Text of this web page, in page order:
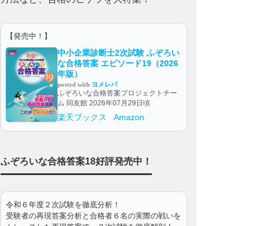
【発売中！】
中小企業診断士2次試験 ふぞろい
な合格答案 エピソード19（2026
年版）
posted with ヨメレバ
ふぞろいな合格答案プロジェクトチー
ム 同友館 2026年07月29日頃
楽天ブックス Amazon
ふぞろいな合格答案18好評発売中！
令和６年度２次試験を徹底分析！
受験者の再現答案分析と合格者６名の実際の戦いを